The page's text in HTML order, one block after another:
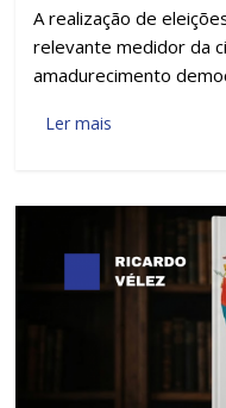
A realização de
relevante medidor da
amadurecimento
Ler mais